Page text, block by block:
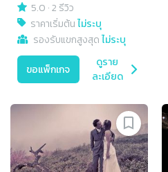
5.0 ·2 รีวิว
ราคาเริ่มต้นไม่ระบุ
รองรับแขกสูงสุดไม่ระบุ
ขอแพ็กเกจ
ดูราย
ละเอียด